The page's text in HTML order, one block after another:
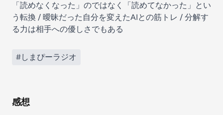
「読めなくなった」のではなく「読めてなかった」とい
う転換 / 曖昧だった自分を変えたAIとの筋トレ / 分解す
る力は相手への優しさでもある
#しまぴーラジオ
感想